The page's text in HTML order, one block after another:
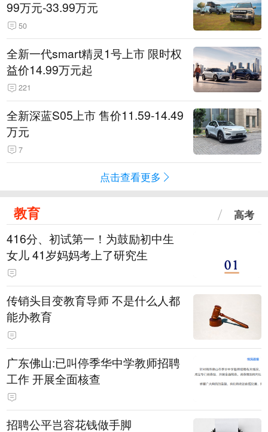
99万元-33.99万元
50
全新一代smart精灵1号上市 限时权
益价14.99万元起
221
全新深蓝S05上市 售价11.59-14.49
万元
7
点击查看更多
教育 高考
416分、初试第一！为鼓励初中生
女儿 41岁妈妈考上了研究生
传销头目变教育导师 不是什么人都
能办教育
广东佛山:已叫停季华中学教师招聘
工作 开展全面核查
招聘公平岂容花钱做手脚